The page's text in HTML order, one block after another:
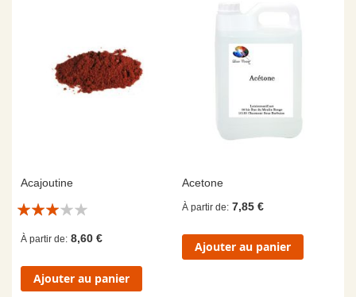
Acajoutine
Évaluation:
À partir de 8,60 €
Ajouter au panier
Acetone
À partir de 7,85 €
Ajouter au panier